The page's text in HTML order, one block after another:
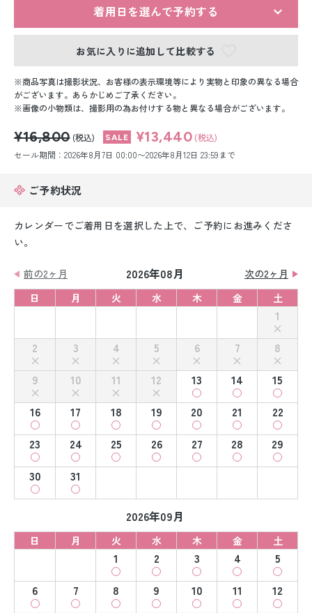
スーツレンタル
色打掛&紋付袴レンタル
白無垢&紋付袴レンタル
小物販売品
着用日を選んで予約する
お気に入りに追加して比較する
商品写真は撮影状況、お客様の表示環境等により実物と印象の異なる場合
がございます。あらかじめご了承ください。
画像の小物類は、撮影用の為お付けする物と異なる場合がございます。
¥16,800 (税込) ¥13,440 (税込)
セール期間：2026年8月7日 00:00〜2026年8月12日 23:59まで
ご予約状況
カレンダーでご着用日を選択した上で、ご予約にお進みくださ
い。
前の2ヶ月 2026年08月
次の2ヶ月
日
月 火 水 木 金 土
1
2
3 4 5 6 7
8
9
10 11 12 13 14
15
16
17 18 19 20 21
22
23
24 25 26 27 28
29
30
31
2026年09月
日 月 火 水 木 金 土
1 2 3 4
5
6
7 8 9 10 11
12